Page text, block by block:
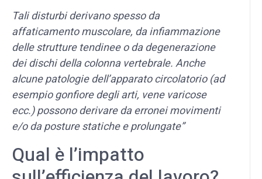
Tali disturbi derivano spesso da
affaticamento muscolare, da infiammazione
delle strutture tendinee o da degenerazione
dei dischi della colonna vertebrale. Anche
alcune patologie dell’apparato circolatorio (ad
esempio gonfiore degli arti, vene varicose
ecc.) possono derivare da erronei movimenti
e/o da posture statiche e prolungate”
Qual è l’impatto